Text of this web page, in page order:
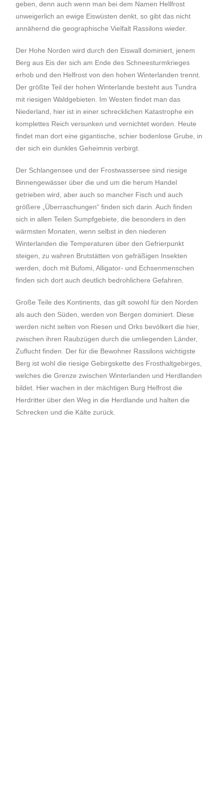
geben, denn auch wenn man bei dem Namen Hellfrost
unweigerlich an ewige Eiswüsten denkt, so gibt das nicht
annähernd die geographische Vielfalt Rassilons wieder.
Der Hohe Norden wird durch den Eiswall dominiert, jenem
Berg aus Eis der sich am Ende des Schneesturmkrieges
erhob und den Helfrost von den hohen Winterlanden trennt.
Der größte Teil der hohen Winterlande besteht aus Tundra
mit riesigen Waldgebieten. Im Westen findet man das
Niederland, hier ist in einer schrecklichen Katastrophe ein
komplettes Reich versunken und vernichtet worden. Heute
findet man dort eine gigantische, schier bodenlose Grube, in
der sich ein dunkles Geheimnis verbirgt.
Der Schlangensee und der Frostwassersee sind riesige
Binnengewässer über die und um die herum Handel
getrieben wird, aber auch so mancher Fisch und auch
größere „Überraschungen“ finden sich darin. Auch finden
sich in allen Teilen Sumpfgebiete, die besonders in den
wärmsten Monaten, wenn selbst in den niederen
Winterlanden die Temperaturen über den Gefrierpunkt
steigen, zu wahren Brutstätten von gefräßigen Insekten
werden, doch mit Bufomi, Alligator- und Echsenmenschen
finden sich dort auch deutlich bedrohlichere Gefahren.
Große Teile des Kontinents, das gilt sowohl für den Norden
als auch den Süden, werden von Bergen dominiert. Diese
werden nicht selten von Riesen und Orks bevölkert die hier,
zwischen ihren Raubzügen durch die umliegenden Länder,
Zuflucht finden. Der für die Bewohner Rassilons wichtigste
Berg ist wohl die riesige Gebirgskette des Frosthaltgebirges,
welches die Grenze zwischen Winterlanden und Herdlanden
bildet. Hier wachen in der mächtigen Burg Helfrost die
Herdritter über den Weg in die Herdlande und halten die
Schrecken und die Kälte zurück.